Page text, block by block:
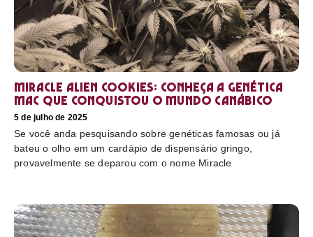
Miracle Alien Cookies: conheça a genética
MAC que conquistou o mundo canábico
5 de julho de 2025
Se você anda pesquisando sobre genéticas famosas ou já
bateu o olho em um cardápio de dispensário gringo,
provavelmente se deparou com o nome Miracle